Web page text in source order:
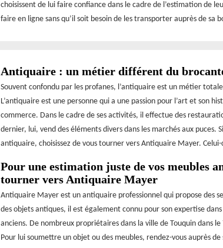
choisissent de lui faire confiance dans le cadre de l’estimation de
faire en ligne sans qu’il soit besoin de les transporter auprès de sa
Antiquaire : un métier différent du
Souvent confondu par les profanes, l’antiquaire est un métier
L’antiquaire est une personne qui a une passion pour l’art et son
commerce. Dans le cadre de ses activités, il effectue des
dernier, lui, vend des éléments divers dans les marchés aux puces.
antiquaire, choisissez de vous tourner vers Antiquaire Mayer.
Pour une estimation juste de vos meubles
tourner vers Antiquaire Mayer
Antiquaire Mayer est un antiquaire professionnel qui propose des
des objets antiques, il est également connu pour son expertise
anciens. De nombreux propriétaires dans la ville de Touquin dans
Pour lui soumettre un objet ou des meubles, rendez-vous auprès